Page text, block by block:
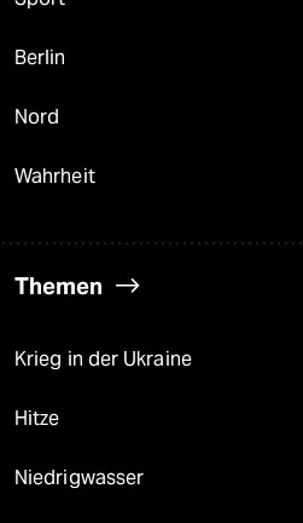
Berlin
Nord
Wahrheit
Themen
Krieg in der Ukraine
Hitze
Niedrigwasser